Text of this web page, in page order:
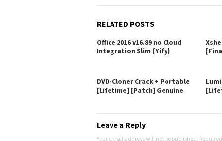
RELATED POSTS
Office 2016 v16.89 no Cloud
Integration Slim {Yify}
DVD-Cloner Crack + Portable
[Lifetime] [Patch] Genuine
Leave a Reply
Your email address will not be published.